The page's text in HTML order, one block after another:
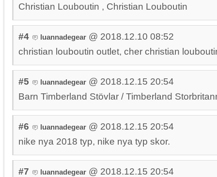
Christian Louboutin , Christian Louboutin
#4 luannadegear @ 2018.12.10 08:52
christian louboutin outlet, cher christian
#5 luannadegear @ 2018.12.15 20:54
Barn Timberland Stövlar / Timberland
#6 luannadegear @ 2018.12.15 20:54
nike nya 2018 typ, nike nya typ skor.
#7 luannadegear @ 2018.12.15 20:54